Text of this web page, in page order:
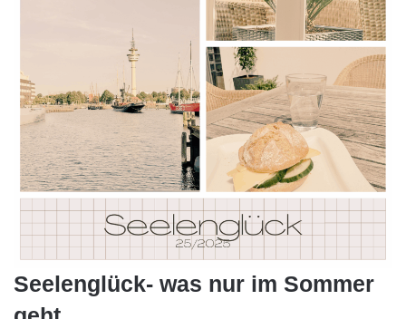
Seelenglück- was nur im Sommer